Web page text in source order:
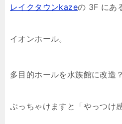
レイクタウンkazeの 3F にあ
イオンホール。
多目的ホールを水族館に改造
ぶっちゃけますと「やっつけ